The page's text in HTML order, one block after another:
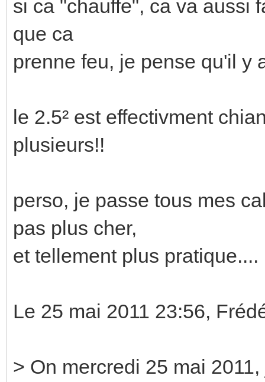
si ca "chauffe", ca va aussi
que ca
prenne feu, je pense qu'il y
le 2.5² est effectivment
plusieurs!!
perso, je passe tous mes
pas plus cher,
et tellement plus pratique....
Le 25 mai 2011 23:56,
> On mercredi 25 mai